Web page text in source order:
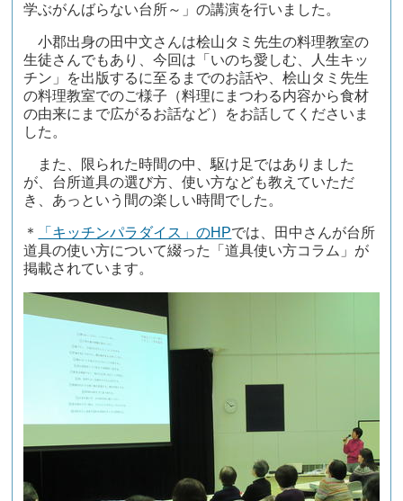
学ぶがんばらない台所～」の講演を行いました。
小郡出身の田中文さんは桧山タミ先生の料理教室の
生徒さんでもあり、今回は「いのち愛しむ、人生キッ
チン」を出版するに至るまでのお話や、桧山タミ先生
の料理教室でのご様子（料理にまつわる内容から食材
の由来にまで広がるお話など）をお話してくださいま
した。
また、限られた時間の中、駆け足ではありました
が、台所道具の選び方、使い方なども教えていただ
き、あっという間の楽しい時間でした。
＊ 「キッチンパラダイス」のHPでは、田中さんが台所
道具の使い方について綴った「道具使い方コラム」が
掲載されています。